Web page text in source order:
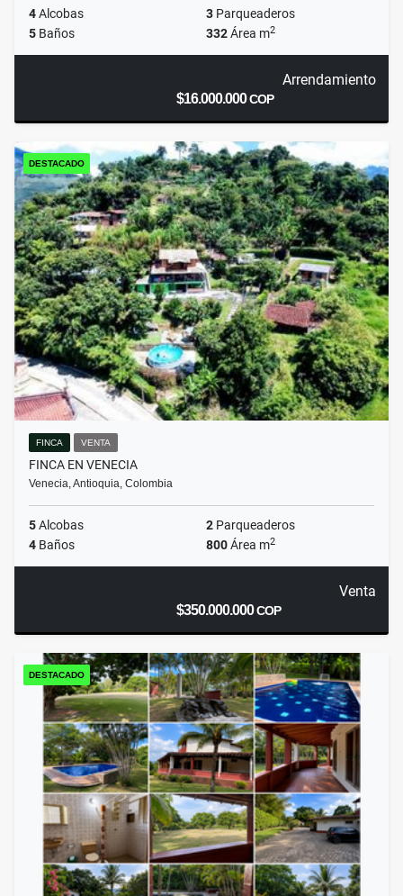
4Alcobas 3 Parqueaderos
5 Baños 332Área m2
Arrendamiento
$16.000.000COP
DESTACADO
FINCA VENTA
FINCA EN VENECIA
Venecia, Antioquia, Colombia
5Alcobas 2 Parqueaderos
4 Baños 800Área m2
Venta
$350.000.000COP
DESTACADO